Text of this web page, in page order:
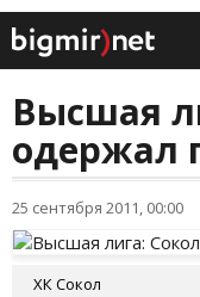
Высшая
одержал
25 сентября 2011, 00:00
ХК Сокол